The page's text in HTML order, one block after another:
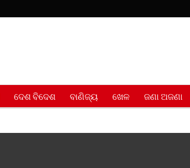
ଦେଶ ବିଦେଶ ବାଣିଜ୍ୟ ଖେଳ ଜଣା ଅଜଣା